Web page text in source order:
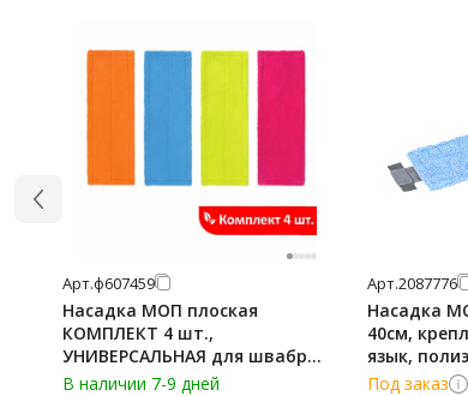
Арт.ф607459
Насадка МОП плоская
КОМПЛЕКТ 4 шт.,
УНИВЕРСАЛЬНАЯ для швабр
38-42 см (ТИП К), микрофибра,
В наличии 7-9 дней
Арт.2087776
Насадка
40см,
язык,
Под заказ